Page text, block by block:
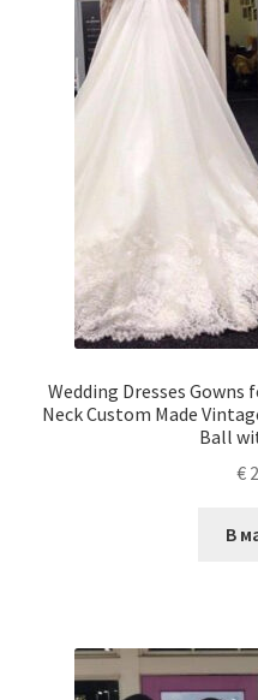
Wedding Dresses Gowns
Neck Custom Made
Ball
€
В